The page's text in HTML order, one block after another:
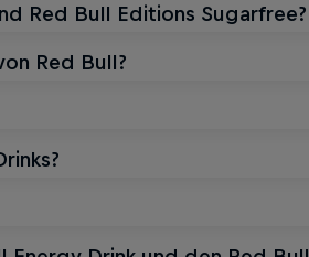
Red Bull Editions Sugarfree?
Red Bull?